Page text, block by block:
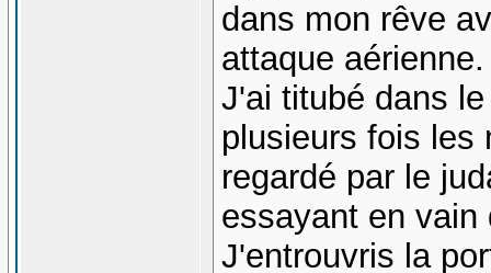
dans mon rêve
attaque aérienne.
J'ai titubé dans
plusieurs fois les
regardé par le
essayant en vain
J'entrouvris la